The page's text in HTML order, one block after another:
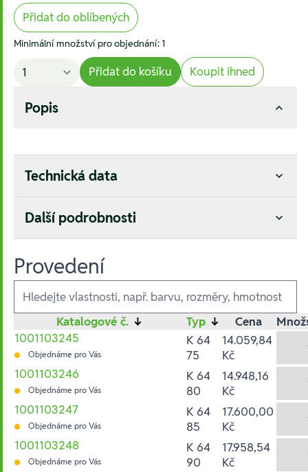
Přidat do oblíbených
Minimální množství pro objednání: 1
Přidat do košíku Koupit ihned
Popis
Technická data
Další podrobnosti
Provedení
Ausführungen
Katalogové č. ↓ Typ ↓ Cena
1001103245
Objednáme pro Vás
K 64
75
14.059,84
Kč
1001103246
Objednáme pro Vás
K 64
80
14.948,16
Kč
1001103247
Objednáme pro Vás
K 64
85
17.600,00
Kč
1001103248
Objednáme pro Vás
K 64
90
17.958,54
Kč